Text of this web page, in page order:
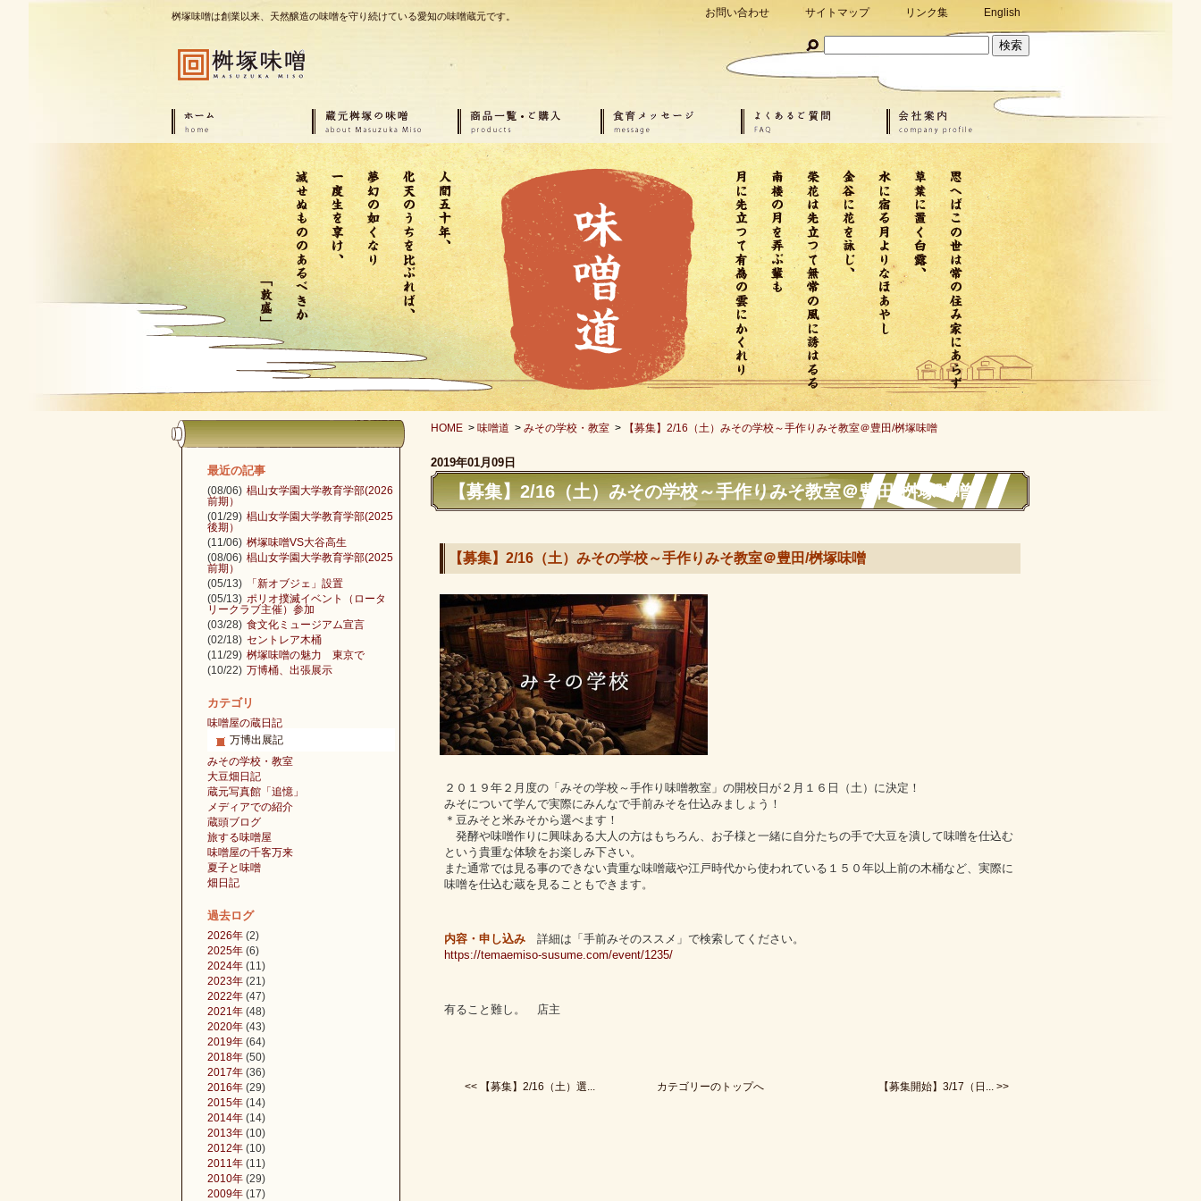
桝塚味噌は創業以来、天然醸造の味噌を守り続けている愛知の味噌蔵元です。 English
リンク集
サイトマップ
お問い合わせ
HOME > 味噌道 > みその学校・教室 > 【募集】2/16（土）みその学校～手作りみそ教室＠豊田/桝塚味噌
2019年01月09日
【募集】2/16（土）みその学校～手作りみそ教室＠豊田/桝塚味噌
【募集】2/16（土）みその学校～手作りみそ教室＠豊田/桝塚味噌
２０１９年２月度の「みその学校～手作り味噌教室」の開校日が２月１６日（土）に決定！
みそについて学んで実際にみんなで手前みそを仕込みましょう！
＊豆みそと米みそから選べます！
発酵や味噌作りに興味ある大人の方はもちろん、お子様と一緒に自分たちの手で大豆を潰して味噌を仕込む
という貴重な体験をお楽しみ下さい。
また通常では見る事のできない貴重な味噌蔵や江戸時代から使われている１５０年以上前の木桶など、実際に
味噌を仕込む蔵を見ることもできます。
内容・申し込み 詳細は「手前みそのススメ」で検索してください。
https://temaemiso-susume.com/event/1235/
有ること難し。 店主
<< 【募集】2/16（土）選... カテゴリーのトップへ 【募集開始】3/17（日... >>
最近の記事
(08/06) 椙山女学園大学教育学部(2026
前期）
(01/29) 椙山女学園大学教育学部(2025
後期）
(11/06) 桝塚味噌VS大谷高生
(08/06) 椙山女学園大学教育学部(2025
前期）
(05/13)
「新オブジェ」設置
(05/13) ポリオ撲滅イベント（ロータ
リークラブ主催）参加
(03/28) 食文化ミュージアム宣言
(02/18) セントレア木桶
(11/29) 桝塚味噌の魅力 東京で
(10/22) 万博桶、出張展示
カテゴリ
味噌屋の蔵日記
万博出展記
みその学校・教室
大豆畑日記
蔵元写真館「追憶」
メディアでの紹介
蔵頭ブログ
旅する味噌屋
味噌屋の千客万来
夏子と味噌
畑日記
過去ログ
2026年 (2)
2025年 (6)
2024年 (11)
2023年 (21)
2022年 (47)
2021年 (48)
2020年 (43)
2019年 (64)
2018年 (50)
2017年 (36)
2016年 (29)
2015年 (14)
2014年 (14)
2013年 (10)
2012年 (10)
2011年 (11)
2010年 (29)
2009年 (17)